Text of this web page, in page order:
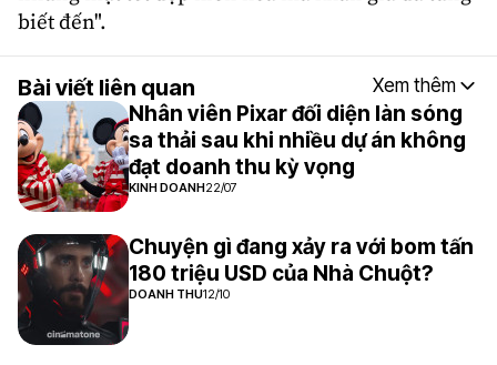
biết đến".
Bài viết liên quan Xem thêm
Nhân viên Pixar đối diện làn sóng
sa thải sau khi nhiều dự án không
đạt doanh thu kỳ vọng
KINH DOANH22/07
Chuyện gì đang xảy ra với bom tấn
180 triệu USD của Nhà Chuột?
DOANH THU12/10